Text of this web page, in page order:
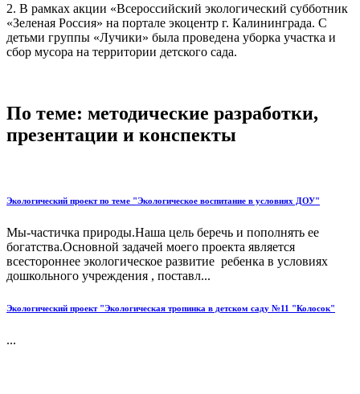
2. В рамках акции «Всероссийский экологический субботник
«Зеленая Россия» на портале экоцентр г. Калининграда. С
детьми группы «Лучики» была проведена уборка участка и
сбор мусора на территории детского сада.
По теме: методические разработки,
презентации и конспекты
Экологический проект по теме "Экологическое воспитание в условиях ДОУ"
Мы-частичка природы.Наша цель беречь и пополнять ее
богатства.Основной задачей моего проекта является
всестороннее экологическое развитие ребенка в условиях
дошкольного учреждения , поставл...
Экологический проект "Экологическая тропинка в детском саду №11 "Колосок"
...